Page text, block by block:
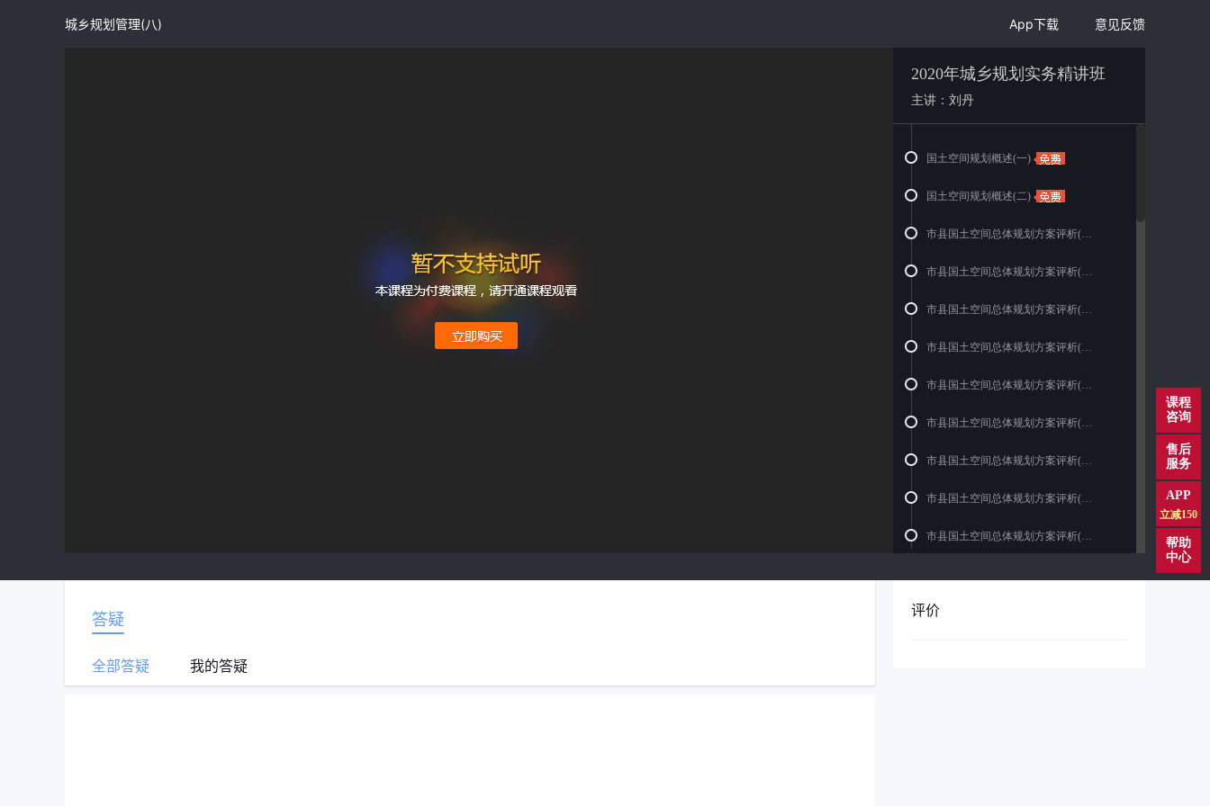
城乡规划管理(八) 意见反馈
App下载
2020年城乡规划实务精讲班
主讲：刘丹
国土空间规划概述(一)
国土空间规划概述(二)
市县国土空间总体规划方案评析(一)
市县国土空间总体规划方案评析(二)
市县国土空间总体规划方案评析(三)
市县国土空间总体规划方案评析(四)
市县国土空间总体规划方案评析(五)
市县国土空间总体规划方案评析(六)
市县国土空间总体规划方案评析(七)
市县国土空间总体规划方案评析(八)
市县国土空间总体规划方案评析(九)
答疑
全部答疑 我的答疑
评价
课程
咨询
售后
服务
APP
立减150
帮助
中心